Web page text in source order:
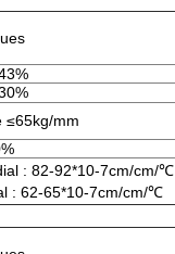
≤65kg/mm
: 82-92*10-7cm/cm/℃
: 62-65*10-7cm/cm/℃